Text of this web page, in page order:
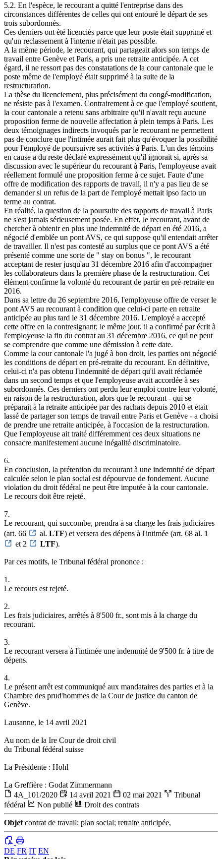
5.2. En l'espèce, le recourant a quitté l'entreprise dans des
circonstances différentes de celles qui ont entouré le départ de ses
trois subordonnés.
Ces derniers ont été licenciés parce que leur poste était supprimé et
qu'un reclassement à l'interne n'était pas possible.
A la même période, le recourant, qui partageait alors son temps de
travail entre Genève et Paris, a pris une retraite anticipée. A cet
égard, il ne ressort pas des constatations de la cour cantonale que le
poste même de l'employé était supprimé à la suite de la
restructuration.
La thèse du licenciement, plus précisément du congé-modification,
ne résiste pas à l'examen. Contrairement à ce que l'employé soutient,
la cour cantonale a retenu sans arbitraire qu'il n'avait reçu aucune
proposition ferme de nouvelle affectation à plein temps à Paris. Les
deux témoignages indirects invoqués par le recourant ne permettent
pas de conclure que l'intimée aurait fait plus qu'évoquer la possibilité
pour l'employé de poursuivre ses activités à Paris. L'un des témoins
en cause a du reste déclaré expressément qu'il ignorait si, après sa
discussion avec le supérieur du recourant à Paris, l'employeuse avait
réellement formulé une proposition ferme à ce sujet. Faute d'une
offre de modification des rapports de travail, il n'y a pas lieu de se
demander si un refus de la part de l'employé mettait ipso facto un
terme au contrat.
En réalité, la question de la poursuite des rapports de travail à Paris
ne s'est jamais sérieusement posée. En effet, le recourant, avant de
chercher à obtenir en plus une indemnité de départ en été 2016, a
négocié d'emblée un pont AVS, ce qui suppose qu'il entendait arrêter
de travailler. Il n'est pas contesté au surplus que ce pont AVS a été
présenté comme une sorte de " stay on bonus ", le recourant
acceptant de rester jusqu'au 31 décembre 2016 afin d'accompagner
les collaborateurs dans la première phase de la restructuration. Cet
élément confirme la volonté du recourant de partir en pré-retraite en
2016.
Dans sa lettre du 26 septembre 2016, l'employeuse offre de verser le
pont AVS au recourant à condition que celui-ci parte en retraite
anticipée au plus tard le 31 décembre 2016. L'employé a accepté
cette offre en la contresignant; le même jour, il a confirmé par écrit à
l'employeuse la fin du contrat au 31 décembre 2016, ce qui ne peut
se comprendre que comme une démission à cette date.
Comme la cour cantonale l'a jugé à bon droit, les parties ont négocié
les conditions de départ en pré-retraite du recourant. En définitive,
celui-ci n'a pas obtenu l'indemnité de départ qu'il avait réclamée
dans un second temps et que l'employeuse avait accordée à ses
subordonnés. Ces derniers ont perdu leur emploi contre leur volonté,
en raison de la restructuration, alors que le recourant - qui se
préparait à la retraite anticipée par des rachats depuis 2010 et était
lassé de partager son temps de travail entre Paris et Genève - a choisi
de prendre une retraite anticipée, à l'occasion de la restructuration.
Que l'employeuse ait traité différemment ces deux situations ne
consacre manifestement aucune inégalité discriminatoire.
6.
En conclusion, la prétention du recourant à une indemnité de départ
calculée selon le plan social est dépourvue de fondement. Aucune
violation du droit fédéral ne peut être imputée à la cour cantonale.
Le recours doit être rejeté.
7.
Le recourant, qui succombe, prendra à sa charge les frais judiciaires
(art. 66
al. LTF) et versera des dépens à l'intimée (art. 68 al. 1
et 2
LTF).
Par ces motifs, le Tribunal fédéral prononce :
1.
Le recours est rejeté.
2.
Les frais judiciaires, arrêtés à 8'500 fr., sont mis à la charge du
recourant.
3.
Le recourant versera à l'intimée une indemnité de 9'500 fr. à titre de
dépens.
4.
Le présent arrêt est communiqué aux mandataires des parties et à la
Chambre des prud'hommes de la Cour de justice du canton de
Genève.
Lausanne, le 14 avril 2021
Au nom de la Ire Cour de droit civil
du Tribunal fédéral suisse
La Présidente : Hohl
La Greffière : Godat Zimmermann
4A_101/2020
14 avril 2021 02 mai 2021
Tribunal
fédéral
Non publié Droit des contrats
Objet contrat de travail; plan social; retraite anticipée,
DE FR IT EN